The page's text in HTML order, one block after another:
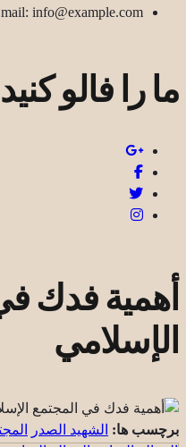
info@example.com
ما را فالو کنید
أهمية فدك
الإسلامي
برچسب ها: الشهيد الصدر